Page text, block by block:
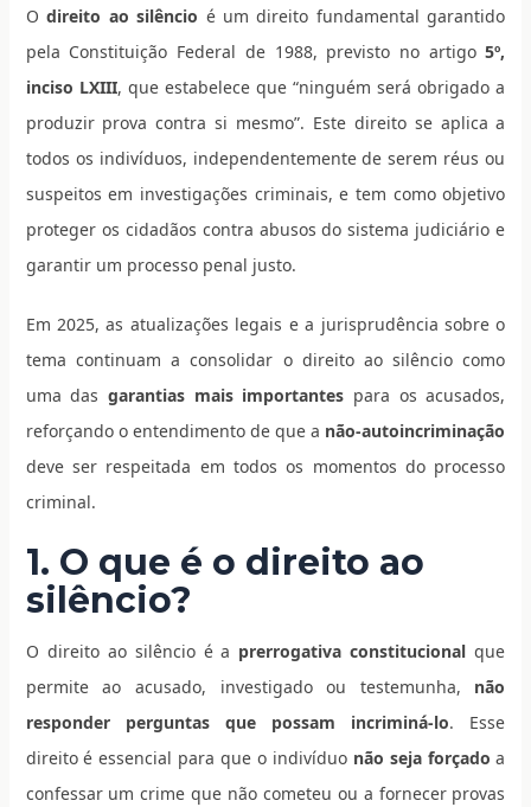
Odireito ao silêncio é um direito fundamental garantido
pela Constituição Federal de 1988, previsto no artigo5º,
inciso LXIII, que estabelece que “ninguém será obrigado a
produzir prova contra si mesmo”. Este direito se aplica a
todos os indivíduos, independentemente de serem réus ou
suspeitos em investigações criminais, e tem como objetivo
proteger os cidadãos contra abusos do sistema judiciário e
garantir um processo penal justo.
Em 2025, as atualizações legais e a jurisprudência sobre o
tema continuam a consolidar o direito ao silêncio como
uma das garantias mais importantes para os acusados,
reforçando o entendimento de que a não-autoincriminação
deve ser respeitada em todos os momentos do processo
criminal.
1. O que é o direito ao
silêncio?
O direito ao silêncio é a prerrogativa constitucional que
permite ao acusado, investigado ou testemunha, não
responder perguntas que possam incriminá-lo. Esse
direito é essencial para que o indivíduo não seja forçado a
confessar um crime que não cometeu ou a fornecer provas